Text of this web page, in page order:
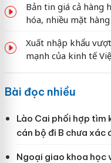
Bản tin giá cả hàng
hóa, nhiều mặt
Xuất nhập khẩu
mạnh của kinh tế
Bài đọc nhiều
Lào Cai phối hợp tìm
cán bộ đi B chưa xác
Ngoại giao khoa học